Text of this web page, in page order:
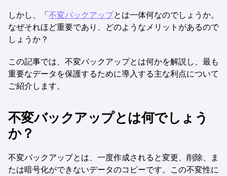
しかし、「不変バックアップとは一体何なのでしょうか。
なぜそれほど重要であり、どのようなメリットがあるので
しょうか？
この記事では、不変バックアップとは何かを解説し、最も
重要なデータを保護するために導入する主な利点について
ご紹介します。
不変バックアップとは何でしょう
か？
不変バックアップとは、一度作成されると変更、削除、ま
たは暗号化ができないデータのコピーです。この不変性に